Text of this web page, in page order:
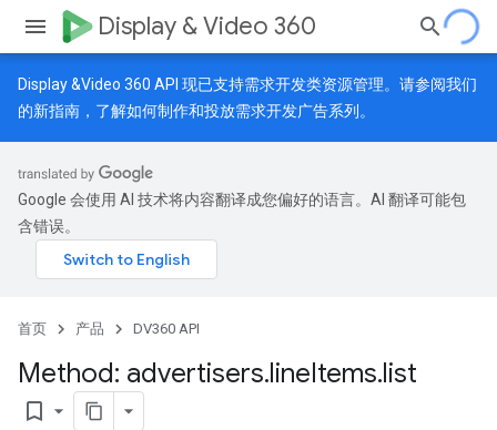
Display & Video 360
Display &Video 360 API 现已支持需求开发类资源管理。请参阅我们
的新指南 ，了解如何制作和投放需求开发广告系列。
Google 会使用 AI 技术将内容翻译成您偏好的语言。AI 翻译可能包
含错误。
首页 产品 DV360 API
Method: advertisers.lineItems.list
bookmark_border